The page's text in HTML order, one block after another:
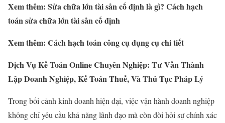
Xem thêm: Sửa chữa lớn tài sản cố định là gì? Cách hạch
toán sửa chữa lớn tài sản cố định
Xem thêm: Cách hạch toán công cụ dụng cụ chi tiết
Dịch Vụ Kế Toán Online Chuyên Nghiệp: Tư Vấn Thành
Lập Doanh Nghiệp, Kế Toán Thuế, Và Thủ Tục Pháp Lý
Trong bối cảnh kinh doanh hiện đại, việc vận hành doanh nghiệp
không chỉ yêu cầu khả năng lãnh đạo mà còn đòi hỏi sự chính xác